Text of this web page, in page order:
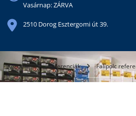
Vasárnap: ZÁRVA
2510 Dorog Esztergomi út 39.
Kezdőlap Referenciák Falipolc